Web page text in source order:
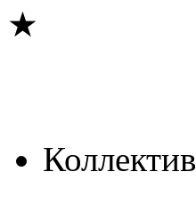
★
Коллектив